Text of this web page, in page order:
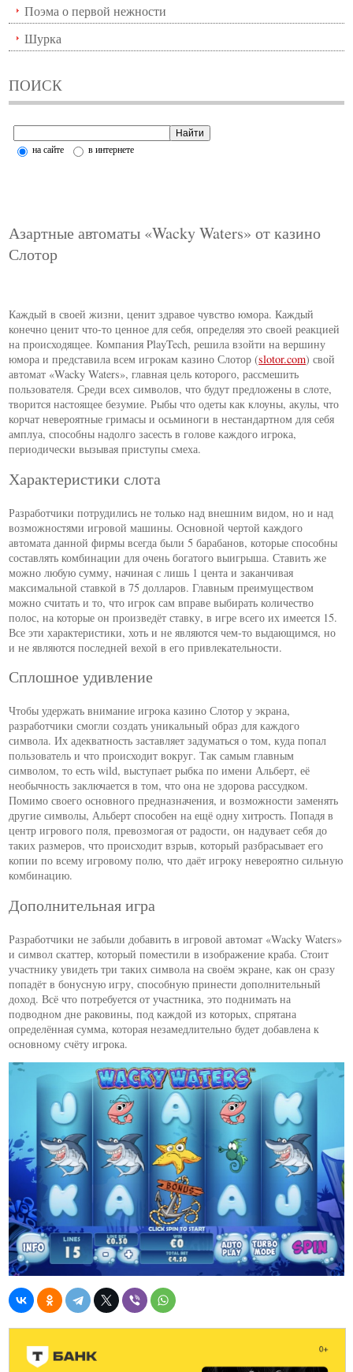
Поэма о первой нежности
Шурка
ПОИСК
на сайте в интернете
Азартные автоматы «Wacky Waters» от казино
Слотор
Каждый в своей жизни, ценит здравое чувство юмора. Каждый
конечно ценит что-то ценное для себя, определяя это своей реакцией
на происходящее. Компания PlayTech, решила взойти на вершину
юмора и представила всем игрокам казино Слотор (slotor.com) свой
автомат «Wacky Waters», главная цель которого, рассмешить
пользователя. Среди всех символов, что будут предложены в слоте,
творится настоящее безумие. Рыбы что одеты как клоуны, акулы, что
корчат невероятные гримасы и осьминоги в нестандартном для себя
амплуа, способны надолго засесть в голове каждого игрока,
периодически вызывая приступы смеха.
Характеристики слота
Разработчики потрудились не только над внешним видом, но и над
возможностями игровой машины. Основной чертой каждого
автомата данной фирмы всегда были 5 барабанов, которые способны
составлять комбинации для очень богатого выигрыша. Ставить же
можно любую сумму, начиная с лишь 1 цента и заканчивая
максимальной ставкой в 75 долларов. Главным преимуществом
можно считать и то, что игрок сам вправе выбирать количество
полос, на которые он произведёт ставку, в игре всего их имеется 15.
Все эти характеристики, хоть и не являются чем-то выдающимся, но
и не являются последней вехой в его привлекательности.
Сплошное удивление
Чтобы удержать внимание игрока казино Слотор у экрана,
разработчики смогли создать уникальный образ для каждого
символа. Их адекватность заставляет задуматься о том, куда попал
пользователь и что происходит вокруг. Так самым главным
символом, то есть wild, выступает рыбка по имени Альберт, её
необычность заключается в том, что она не здорова рассудком.
Помимо своего основного предназначения, и возможности заменять
другие символы, Альберт способен на ещё одну хитрость. Попадя в
центр игрового поля, превозмогая от радости, он надувает себя до
таких размеров, что происходит взрыв, который разбрасывает его
копии по всему игровому полю, что даёт игроку невероятно сильную
комбинацию.
Дополнительная игра
Разработчики не забыли добавить в игровой автомат «Wacky Waters»
и символ скаттер, который поместили в изображение краба. Стоит
участнику увидеть три таких символа на своём экране, как он сразу
попадёт в бонусную игру, способную принести дополнительный
доход. Всё что потребуется от участника, это поднимать на
подводном дне раковины, под каждой из которых, спрятана
определённая сумма, которая незамедлительно будет добавлена к
основному счёту игрока.